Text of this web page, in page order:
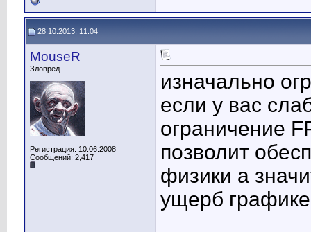
28.10.2013, 11:04
MouseR
Зловред
Регистрация: 10.06.2008
Сообщений: 2,417
изначально
если у вас
ограничение
позволит
физики а
ущерб